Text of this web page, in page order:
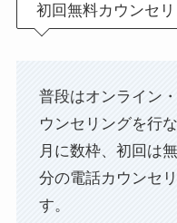
初回無料カウンセリ
普段はオンライン
ウンセリングを行
月に数枠、初回は
分の電話カウンセ
す。